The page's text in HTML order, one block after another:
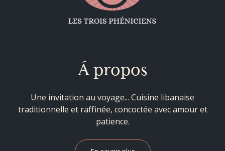
Á propos
Une invitation au voyage... Cuisine libanaise
traditionnelle et raffinée, concoctée avec amour et
patience.